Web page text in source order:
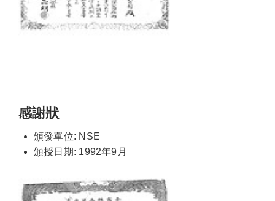
感謝狀
頒發單位: NSE
頒授日期: 1992年9月